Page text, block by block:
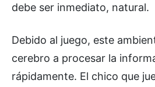
debe ser inmediato, natural.
Debido al juego, este
cerebro a procesar la
rápidamente. El chico que